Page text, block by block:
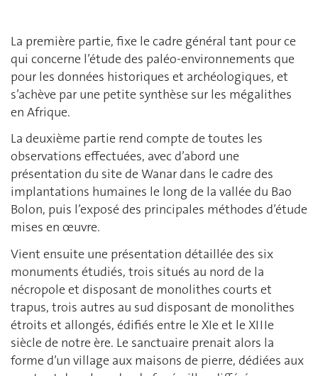
La première partie, fixe le cadre général tant pour ce
qui concerne l’étude des paléo-environnements que
pour les données historiques et archéologiques, et
s’achève par une petite synthèse sur les mégalithes
en Afrique.
La deuxième partie rend compte de toutes les
observations effectuées, avec d’abord une
présentation du site de Wanar dans le cadre des
implantations humaines le long de la vallée du Bao
Bolon, puis l’exposé des principales méthodes d’étude
mises en œuvre.
Vient ensuite une présentation détaillée des six
monuments étudiés, trois situés au nord de la
nécropole et disposant de monolithes courts et
trapus, trois autres au sud disposant de monolithes
étroits et allongés, édifiés entre le XIe et le XIIIe
siècle de notre ère. Le sanctuaire prenait alors la
forme d’un village aux maisons de pierre, dédiées aux